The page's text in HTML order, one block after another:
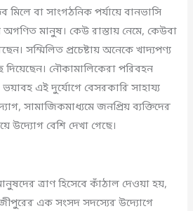
মিলে বা সাংগঠনিক পর্যায়ে বানভাসি
অগণিত মানুষ। কেউ রাস্তায় নেমে, কেউবা
সম্মিলিত প্রচেষ্টায় অনেকে খাদ্যপণ্য
নৌকামালিকেরা পরিবহন
এই দুর্যোগে বেসরকারি সাহায্য
সামাজিকমাধ্যমে জনপ্রিয় ব্যক্তিদের
উদ্যোগ বেশি দেখা গেছে।
ত্রাণ হিসেবে কাঁঠাল দেওয়া হয়,
এক সংসদ সদস্যের উদ্যোগে